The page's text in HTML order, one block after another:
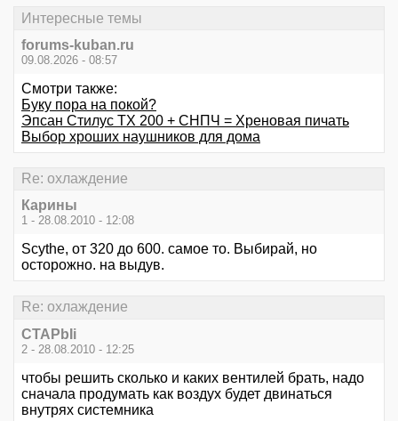
Интересные темы
forums-kuban.ru
09.08.2026 - 08:57
Смотри также:
Буку пора на покой?
Эпсан Стилус ТХ 200 + СНПЧ = Хреновая пичать
Выбор хроших наушников для дома
Re: охлаждение
Карины
1 - 28.08.2010 - 12:08
Scythe, от 320 до 600. самое то. Выбирай, но
осторожно. на выдув.
Re: охлаждение
CTAPbIi
2 - 28.08.2010 - 12:25
чтобы решить сколько и каких вентилей брать, надо
сначала продумать как воздух будет двинаться
внутрях системника